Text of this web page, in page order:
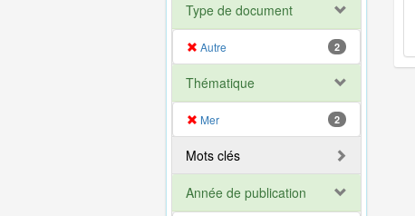
Type de document
Autre 2
Thématique
Mer 2
Mots clés
Année de publication